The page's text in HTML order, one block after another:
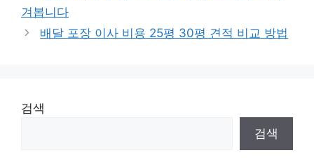
겨봅니다
배달 포장 이사 비용 25평 30평 견적 비교 방법
검색
검색